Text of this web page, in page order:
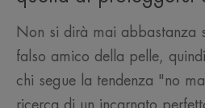
Non si dirà mai abbastanza
falso amico della pelle,
chi segue la tendenza "no
ricerca di un incarnato